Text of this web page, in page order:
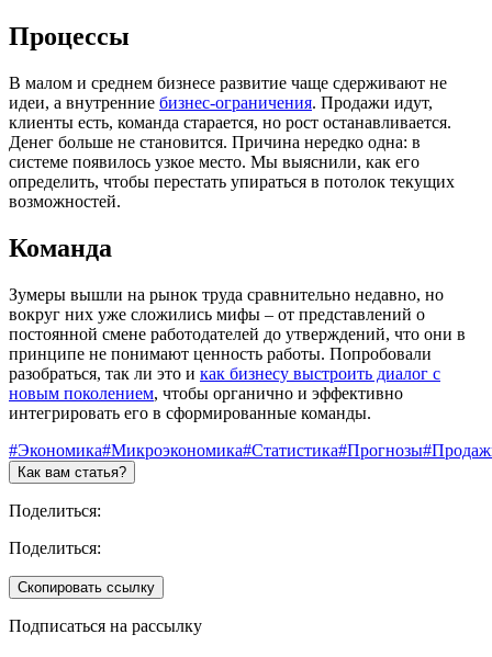
Процессы
В малом и среднем бизнесе развитие чаще сдерживают не
идеи, а внутренние бизнес-ограничения. Продажи идут,
клиенты есть, команда старается, но рост останавливается.
Денег больше не становится. Причина нередко одна: в
системе появилось узкое место. Мы выяснили, как его
определить, чтобы перестать упираться в потолок текущих
возможностей.
Команда
Зумеры вышли на рынок труда сравнительно недавно, но
вокруг них уже сложились мифы – от представлений о
постоянной смене работодателей до утверждений, что они в
принципе не понимают ценность работы. Попробовали
разобраться, так ли это и как бизнесу выстроить диалог с
новым поколением, чтобы органично и эффективно
интегрировать его в сформированные команды.
#Экономика#Микроэкономика#Статистика#Прогнозы
Как вам статья?
Поделиться:
Поделиться:
Скопировать ссылку
Подписаться на рассылку